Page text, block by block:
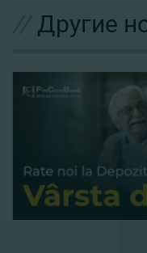
Другие